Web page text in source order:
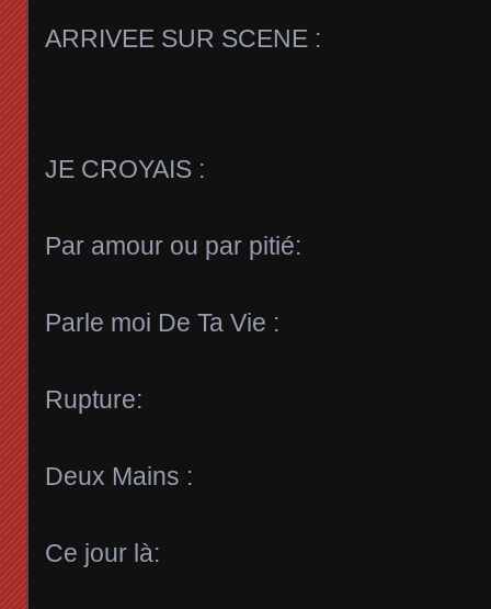
ARRIVEE SUR SCENE :
JE CROYAIS :
Par amour ou par pitié:
Parle moi De Ta Vie :
Rupture:
Deux Mains :
Ce jour là: